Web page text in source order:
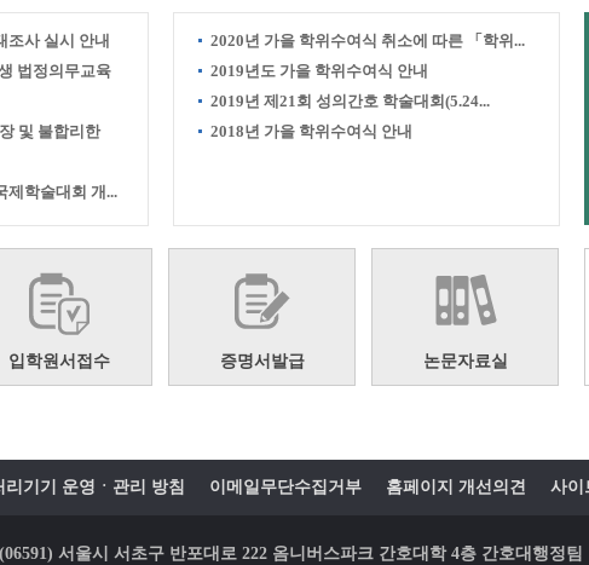
조사 실시 안내
법정의무교육
및 불합리한
제학술대회 개...
2020년 가을 학위수여식 취소에 따른 「학위...
2019년도 가을 학위수여식 안내
2019년 제21회 성의간호 학술대회(5.24...
2018년 가을 학위수여식 안내
입학원서접수 증명서발급 논문자료실
리기기 운영ㆍ관리 방침 이메일무단수집거부 홈페이지 개선의견 사이
(06591) 서울시 서초구 반포대로 222 옴니버스파크 간호대학 4층 간호대행정팀